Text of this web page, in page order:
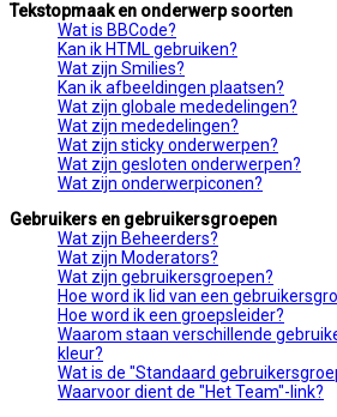
Tekstopmaak en onderwerp soorten
Wat is BBCode?
Kan ik HTML gebruiken?
Wat zijn Smilies?
Kan ik afbeeldingen plaatsen?
Wat zijn globale mededelingen?
Wat zijn mededelingen?
Wat zijn sticky onderwerpen?
Wat zijn gesloten onderwerpen?
Wat zijn onderwerpiconen?
Gebruikers en gebruikersgroepen
Wat zijn Beheerders?
Wat zijn Moderators?
Wat zijn gebruikersgroepen?
Hoe word ik lid van een
Hoe word ik een groepsleider?
Waarom staan verschillende
kleur?
Wat is de "Standaard
Waarvoor dient de "Het Team"-link?